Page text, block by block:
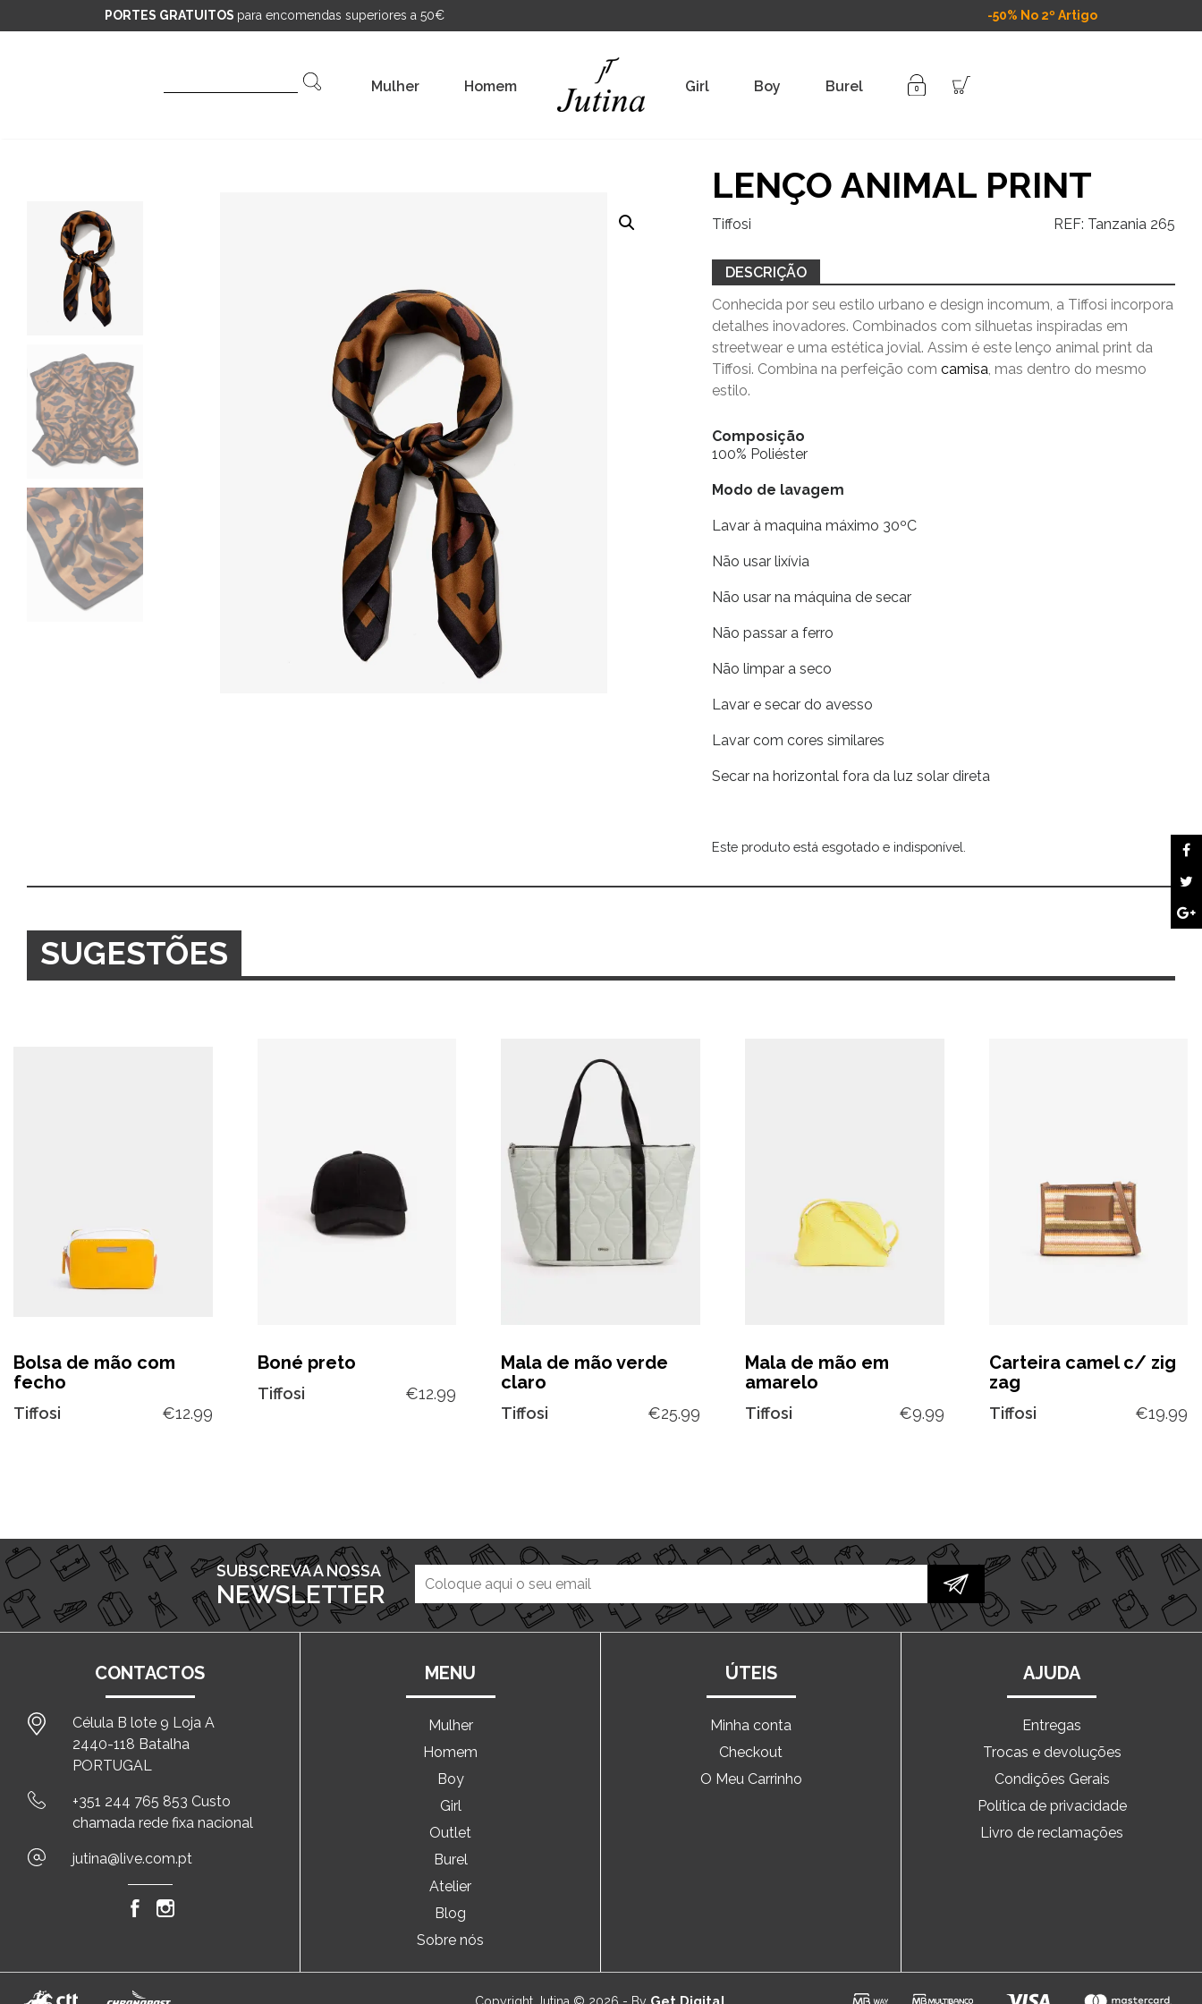
PORTES GRATUITOS para encomendas superiores a 50€ -50% No 2º Artigo
Mulher Homem Girl Boy Burel
LENÇO ANIMAL PRINT
Tiffosi REF: Tanzania 265
DESCRIÇÃO
Conhecida por seu estilo urbano e design incomum, a Tiffosi incorpora
detalhes inovadores. Combinados com silhuetas inspiradas em
streetwear e uma estética jovial. Assim é este lenço animal print da
Tiffosi. Combina na perfeição comcamisa, mas dentro do mesmo
estilo.
Composição
100% Poliéster
Modo de lavagem
Lavar à maquina máximo 30ºC
Não usar lixívia
Não usar na máquina de secar
Não passar a ferro
Não limpar a seco
Lavar e secar do avesso
Lavar com cores similares
Secar na horizontal fora da luz solar direta
Este produto está esgotado e indisponível.
Alternative:
SUGESTÕES
Bolsa de mão com
fecho
Tiffosi €12.99
Boné preto
Tiffosi €12.99
Mala de mão verde
claro
Tiffosi €25.99
Mala de mão em
amarelo
Tiffosi €9.99
Carteira camel c/ zig
zag
Tiffosi €19.99
SUBSCREVA A NOSSA
NEWSLETTER
CONTACTOS
Célula B lote 9 Loja A
2440-118 Batalha
PORTUGAL
+351 244 765 853 Custo
chamada rede fixa nacional
jutina@live.com.pt
MENU
Mulher
Homem
Boy
Girl
Outlet
Burel
Atelier
Blog
Sobre nós
ÚTEIS
Minha conta
Checkout
O Meu Carrinho
AJUDA
Entregas
Trocas e devoluções
Condições Gerais
Política de privacidade
Livro de reclamações